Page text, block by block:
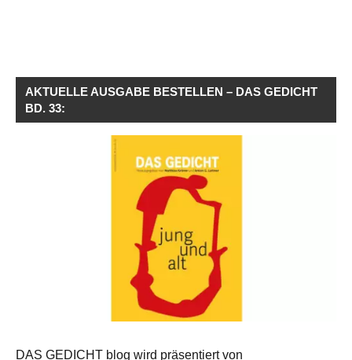
AKTUELLE AUSGABE BESTELLEN – DAS GEDICHT
BD. 33:
DAS GEDICHT blog wird präsentiert von